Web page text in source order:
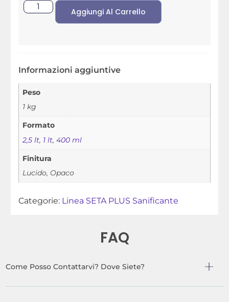
Aggiungi Al Carrello
Informazioni aggiuntive
Peso
1 kg
Formato
2,5 lt, 1 lt, 400 ml
Finitura
Lucido, Opaco
Categorie: Linea SETA PLUS Sanificante
FAQ
Come Posso Contattarvi? Dove Siete?